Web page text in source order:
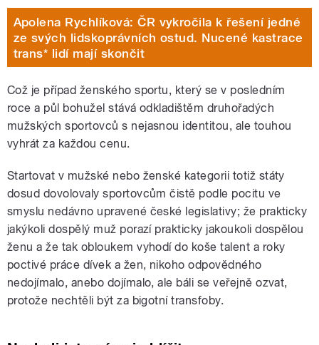
Apolena Rychlíková: ČR vykročila k řešení jedné
ze svých lidskoprávních ostud. Nucené kastrace
trans* lidí mají skončit
Což je případ ženského sportu, který se v posledním
roce a půl bohužel stává odkladištěm druhořadých
mužských sportovců s nejasnou identitou, ale touhou
vyhrát za každou cenu.
Startovat v mužské nebo ženské kategorii totiž státy
dosud dovolovaly sportovcům čistě podle pocitu ve
smyslu nedávno upravené české legislativy; že prakticky
jakýkoli dospělý muž porazí prakticky jakoukoli dospělou
ženu a že tak obloukem vyhodí do koše talent a roky
poctivé práce dívek a žen, nikoho odpovědného
nedojímalo, anebo dojímalo, ale báli se veřejně ozvat,
protože nechtěli být za bigotní transfoby.